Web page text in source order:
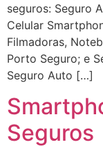
seguros: Seguro
Celular
Filmadoras,
Porto Seguro; e
Seguro Auto […]
Seguros